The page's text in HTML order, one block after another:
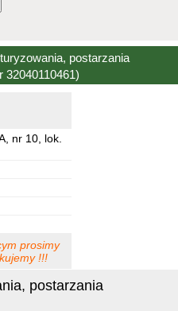
postarzania
32040110461)
postarzania
nr 10, lok.
prosimy
!!!